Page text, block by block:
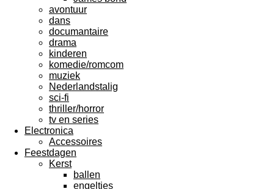
avontuur
dans
documantaire
drama
kinderen
komedie/romcom
muziek
Nederlandstalig
sci-fi
thriller/horror
tv en series
Electronica
Accessoires
Feestdagen
Kerst
ballen
engeltjes